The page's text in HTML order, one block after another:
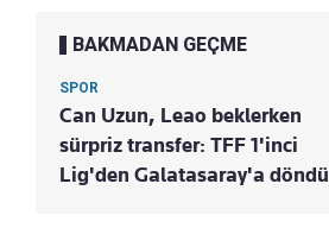
BAKMADAN GEÇME
SPOR
Can Uzun, Leao beklerken
sürpriz transfer: TFF 1'inci
Lig'den Galatasaray'a döndü